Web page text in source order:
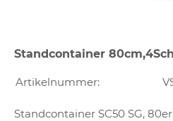
Standcontainer
Artikelnummer:
Standcontainer SC50 SG,